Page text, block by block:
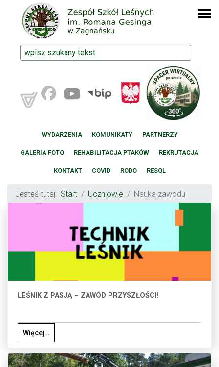
WYDARZENIA KOMUNIKATY PARTNERZY
GALERIA FOTO REHABILITACJA PTAKÓW REKRUTACJA
KONTAKT COVID RODO RESQL
Jesteś tutaj: Start Uczniowie Nauka zawodu
LEŚNIK Z PASJĄ – ZAWÓD PRZYSZŁOŚCI!
Więcej…